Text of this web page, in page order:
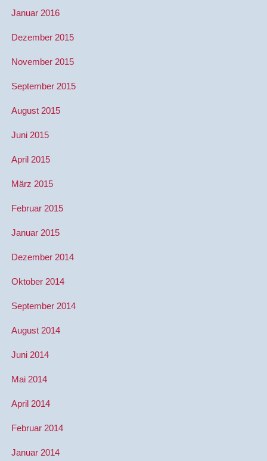
Januar 2016
Dezember 2015
November 2015
September 2015
August 2015
Juni 2015
April 2015
März 2015
Februar 2015
Januar 2015
Dezember 2014
Oktober 2014
September 2014
August 2014
Juni 2014
Mai 2014
April 2014
Februar 2014
Januar 2014